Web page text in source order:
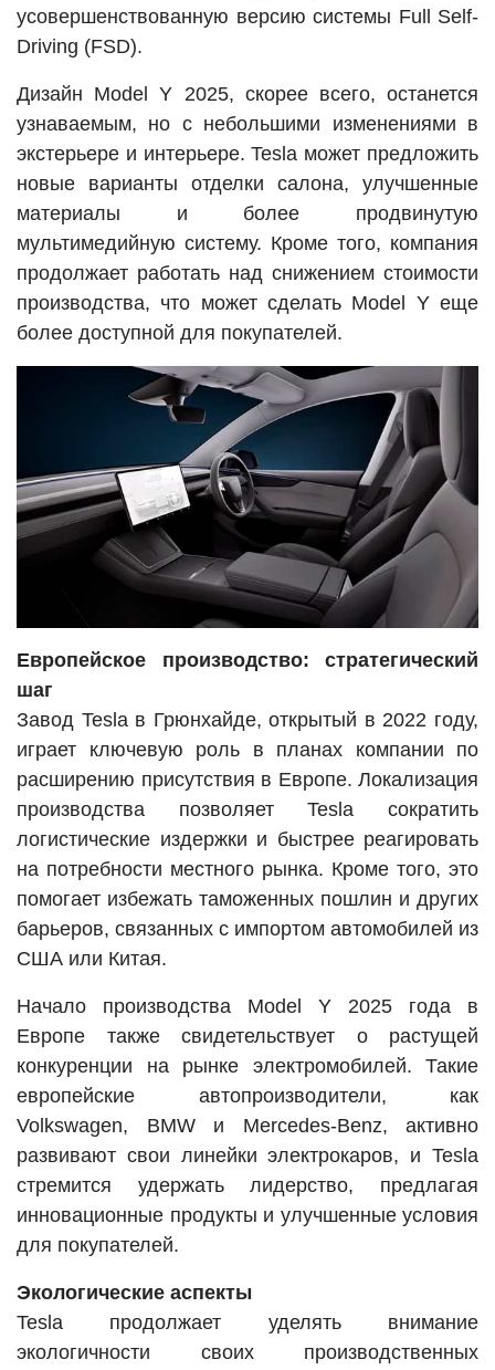
усовершенствованную версию системы Full Self-
Driving (FSD).
Дизайн Model Y 2025, скорее всего, останется
узнаваемым, но с небольшими изменениями в
экстерьере и интерьере. Tesla может предложить
новые варианты отделки салона, улучшенные
материалы и более продвинутую
мультимедийную систему. Кроме того, компания
продолжает работать над снижением стоимости
производства, что может сделать Model Y еще
более доступной для покупателей.
Европейское производство: стратегический
шаг
Завод Tesla в Грюнхайде, открытый в 2022 году,
играет ключевую роль в планах компании по
расширению присутствия в Европе. Локализация
производства позволяет Tesla сократить
логистические издержки и быстрее реагировать
на потребности местного рынка. Кроме того, это
помогает избежать таможенных пошлин и других
барьеров, связанных с импортом автомобилей из
США или Китая.
Начало производства Model Y 2025 года в
Европе также свидетельствует о растущей
конкуренции на рынке электромобилей. Такие
европейские автопроизводители, как
Volkswagen, BMW и Mercedes-Benz, активно
развивают свои линейки электрокаров, и Tesla
стремится удержать лидерство, предлагая
инновационные продукты и улучшенные условия
для покупателей.
Экологические аспекты
Tesla продолжает уделять внимание
экологичности своих производственных